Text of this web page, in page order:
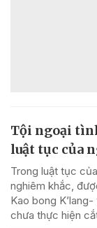
Tội ngoại
luật tục của
Trong luật tục
nghiêm khắc,
Kao bong
chưa thực hiện